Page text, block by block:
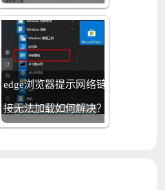
edge浏览器提示网络链
接无法加载如何解决？